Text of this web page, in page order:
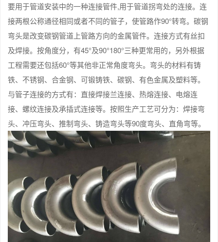
要用于管道安装中的一种连接管件,用于管道拐弯处的连接。连
接两根公称通径相同或者不同的管子，使管路作90°转弯。碳钢
弯头是改变碳钢管道上管路方向的金属管件。连接方式有丝扣
及焊接。按角度分，有45°及90°180°三种更常用的，另外根据
工程需要还包括60°等其他非正常角度弯头。弯头的材料有铸
铁、不锈钢、合金钢、可锻铸铁、碳钢、有色金属及塑料等。
与管子连接的方式有：直接焊接兰连接、热熔连接、电熔连
接、螺纹连接及承插式连接等。按照生产工艺可分为：焊接弯
头、冲压弯头、推制弯头、铸造弯头等90度弯头、直角弯等。